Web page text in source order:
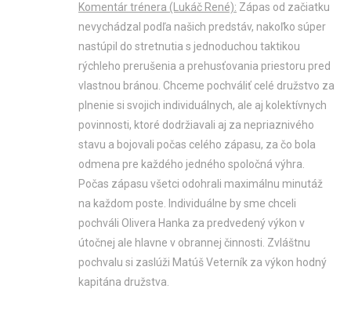
Komentár trénera (Lukáč René): Zápas od začiatku
nevychádzal podľa našich predstáv, nakoľko súper
nastúpil do stretnutia s jednoduchou taktikou
rýchleho prerušenia a prehusťovania priestoru pred
vlastnou bránou. Chceme pochváliť celé družstvo za
plnenie si svojich individuálnych, ale aj kolektívnych
povinnosti, ktoré dodržiavali aj za nepriaznivého
stavu a bojovali počas celého zápasu, za čo bola
odmena pre každého jedného spoločná výhra.
Počas zápasu všetci odohrali maximálnu minutáž
na každom poste. Individuálne by sme chceli
pochváli Olivera Hanka za predvedený výkon v
útočnej ale hlavne v obrannej činnosti. Zvláštnu
pochvalu si zaslúži Matúš Veterník za výkon hodný
kapitána družstva.